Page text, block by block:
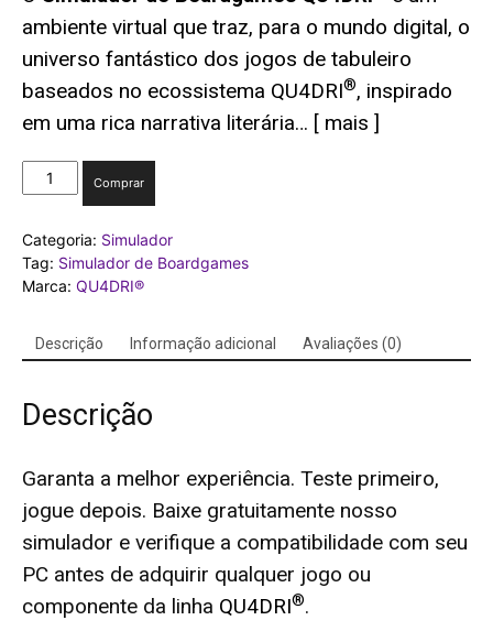
ambiente virtual que traz, para o mundo digital, o
universo fantástico dos jogos de tabuleiro
baseados no ecossistema QU4DRI®, inspirado
em uma rica narrativa literária… [ mais ]
QU4DRI®
Simulador
Boardgames
quantidade
Comprar
Categoria: Simulador
Tag: Simulador de Boardgames
Marca: QU4DRI®
Descrição Informação adicional Avaliações (0)
Descrição
Garanta a melhor experiência. Teste primeiro,
jogue depois. Baixe gratuitamente nosso
simulador e verifique a compatibilidade com seu
PC antes de adquirir qualquer jogo ou
componente da linha QU4DRI®.